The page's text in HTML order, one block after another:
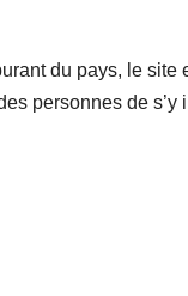
du pays, le
personnes de s’y